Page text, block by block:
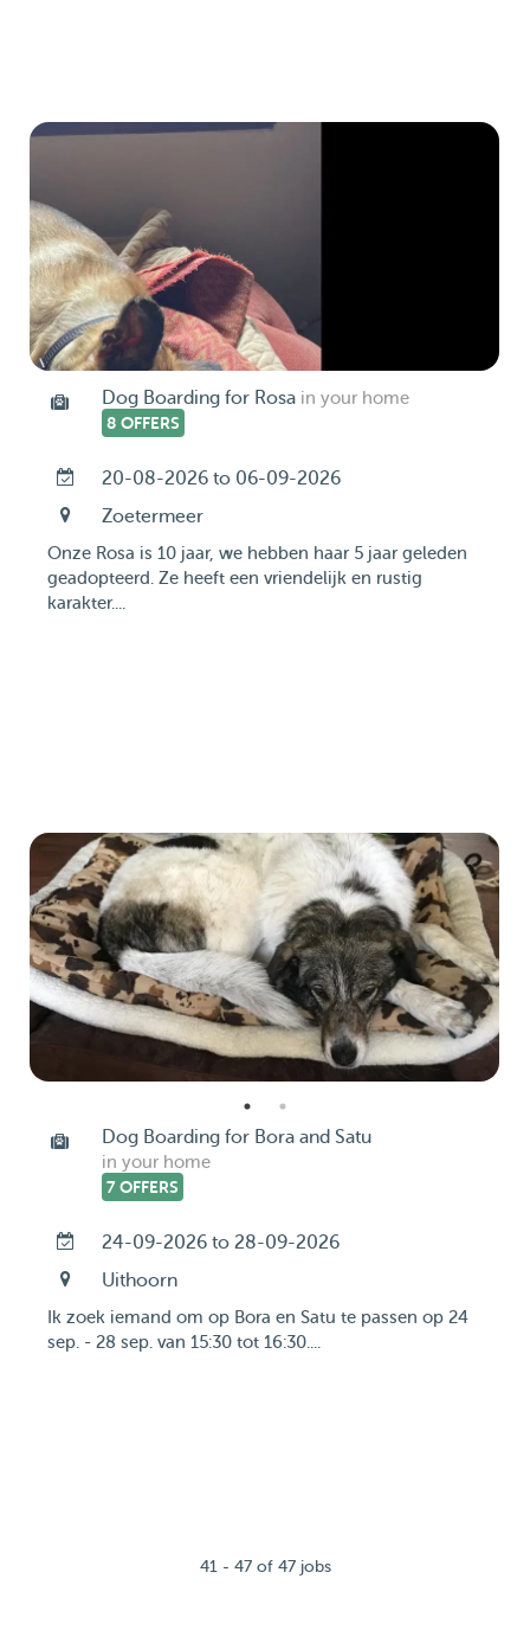
Dog Boarding for Rosa in your home
8 OFFERS
20-08-2026 to 06-09-2026
Zoetermeer
Onze Rosa is 10 jaar, we hebben haar 5 jaar geleden
geadopteerd. Ze heeft een vriendelijk en rustig
karakter....
Dog Boarding for Bora and Satu
in your home
7 OFFERS
24-09-2026 to 28-09-2026
Uithoorn
Ik zoek iemand om op Bora en Satu te passen op 24
sep. - 28 sep. van 15:30 tot 16:30....
41 - 47 of 47 jobs